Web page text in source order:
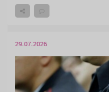
29.07.2026